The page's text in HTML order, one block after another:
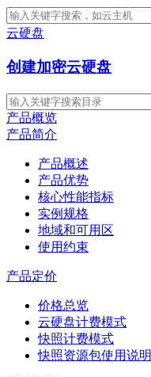
云硬盘
创建加密云硬盘
产品概览
产品简介
产品概述
产品优势
核心性能指标
实例规格
地域和可用区
使用约束
产品定价
价格总览
云硬盘计费模式
快照计费模式
快照资源包使用说明